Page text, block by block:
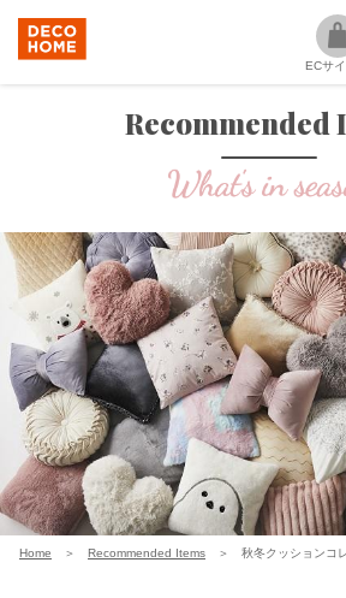
ECサ
Recommended
Home ＞ Recommended Items ＞ 秋冬クッションコ